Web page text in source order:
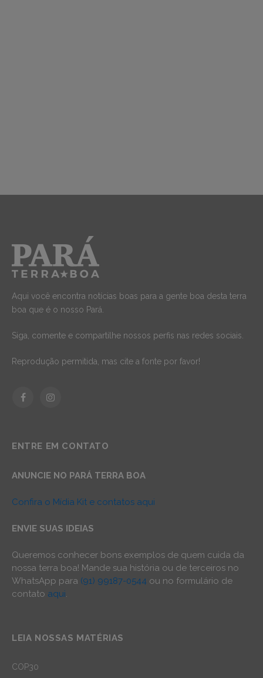
Aqui você encontra notícias boas para a gente boa desta terra
boa que é o nosso Pará.
Siga, comente e compartilhe nossos perfis nas redes sociais.
Reprodução permitida, mas cite a fonte por favor!
FacebookInstagram
ENTRE EM CONTATO
ANUNCIE NO PARÁ TERRA BOA
Confira o Mídia Kit e contatos aqui
ENVIE SUAS IDEIAS
Queremos conhecer bons exemplos de quem cuida da
nossa terra boa! Mande sua história ou de terceiros no
WhatsApp para (91) 99187-0544 ou no formulário de
contato aqui.
LEIA NOSSAS MATÉRIAS
COP30